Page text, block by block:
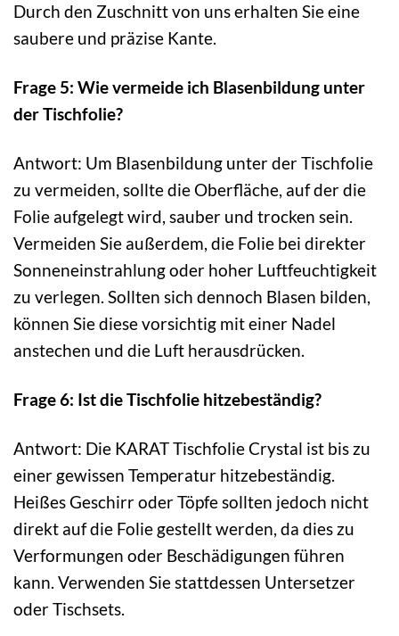
Durch den Zuschnitt von uns erhalten Sie eine
saubere und präzise Kante.
Frage 5: Wie vermeide ich Blasenbildung unter
der Tischfolie?
Antwort: Um Blasenbildung unter der Tischfolie
zu vermeiden, sollte die Oberfläche, auf der die
Folie aufgelegt wird, sauber und trocken sein.
Vermeiden Sie außerdem, die Folie bei direkter
Sonneneinstrahlung oder hoher Luftfeuchtigkeit
zu verlegen. Sollten sich dennoch Blasen bilden,
können Sie diese vorsichtig mit einer Nadel
anstechen und die Luft herausdrücken.
Frage 6: Ist die Tischfolie hitzebeständig?
Antwort: Die KARAT Tischfolie Crystal ist bis zu
einer gewissen Temperatur hitzebeständig.
Heißes Geschirr oder Töpfe sollten jedoch nicht
direkt auf die Folie gestellt werden, da dies zu
Verformungen oder Beschädigungen führen
kann. Verwenden Sie stattdessen Untersetzer
oder Tischsets.